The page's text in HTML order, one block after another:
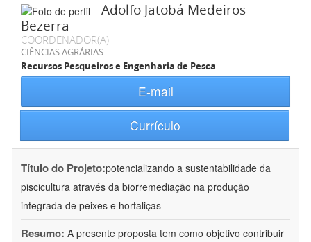
Adolfo Jatobá Medeiros
Bezerra
COORDENADOR(A)
CIÊNCIAS AGRÁRIAS
Recursos Pesqueiros e Engenharia de Pesca
E-mail
Currículo
Título do Projeto:potencializando a sustentabilidade da
piscicultura através da biorremediação na produção
integrada de peixes e hortaliças
Resumo: A presente proposta tem como objetivo contribuir